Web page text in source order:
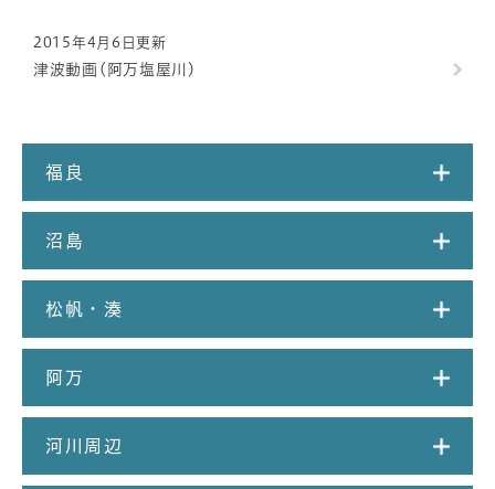
2015年4月6日更新
津波動画(阿万塩屋川)
福良
沼島
松帆・湊
阿万
河川周辺